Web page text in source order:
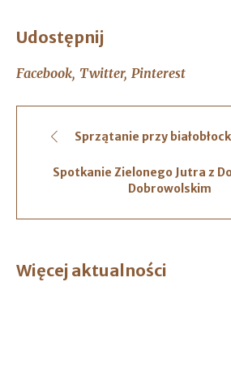
Udostępnij
Facebook Twitter Pinterest
Sprzątanie przy
Spotkanie Zielonego Jutra z
Dobrowolskim
Więcej aktualności